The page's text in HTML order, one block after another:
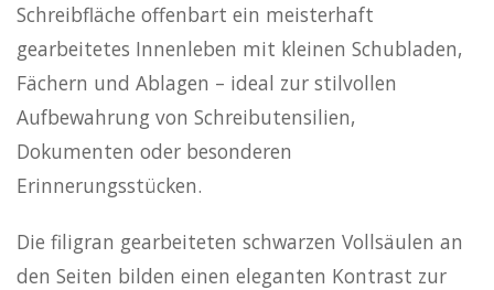
Schreibfläche offenbart ein meisterhaft
gearbeitetes Innenleben mit kleinen Schubladen,
Fächern und Ablagen – ideal zur stilvollen
Aufbewahrung von Schreibutensilien,
Dokumenten oder besonderen
Erinnerungsstücken.
Die filigran gearbeiteten schwarzen Vollsäulen an
den Seiten bilden einen eleganten Kontrast zur